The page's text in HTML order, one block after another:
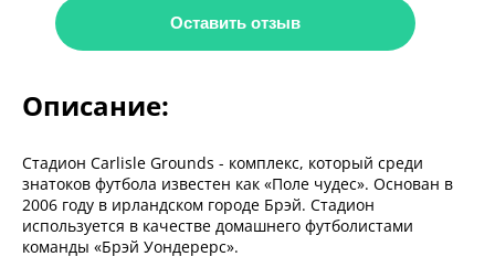
Оставить отзыв
Описание:
Стадион Carlisle Grounds - комплекс, который среди
знатоков футбола известен как «Поле чудес». Основан в
2006 году в ирландском городе Брэй. Стадион
используется в качестве домашнего футболистами
команды «Брэй Уондерерс».